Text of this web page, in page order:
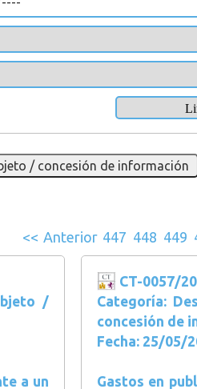
/ concesión de información
<< Anterior 447 448 449
/
a un
CT-0057/
Categoría:
concesión de
Fecha: 25/05/
Gastos en